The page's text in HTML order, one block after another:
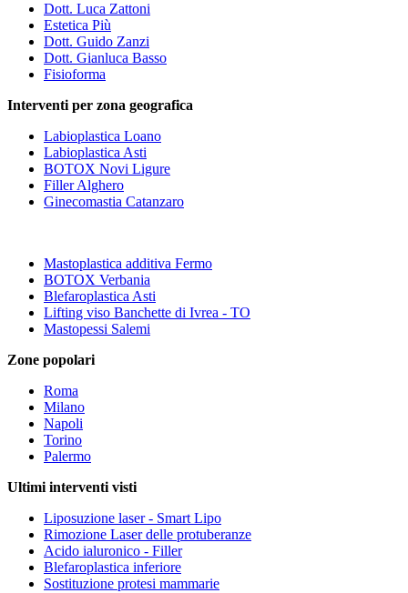
Dott. Luca Zattoni
Estetica Più
Dott. Guido Zanzi
Dott. Gianluca Basso
Fisioforma
Interventi per zona geografica
Labioplastica Loano
Labioplastica Asti
BOTOX Novi Ligure
Filler Alghero
Ginecomastia Catanzaro
Mastoplastica additiva Fermo
BOTOX Verbania
Blefaroplastica Asti
Lifting viso Banchette di Ivrea - TO
Mastopessi Salemi
Zone popolari
Roma
Milano
Napoli
Torino
Palermo
Ultimi interventi visti
Liposuzione laser - Smart Lipo
Rimozione Laser delle protuberanze
Acido ialuronico - Filler
Blefaroplastica inferiore
Sostituzione protesi mammarie